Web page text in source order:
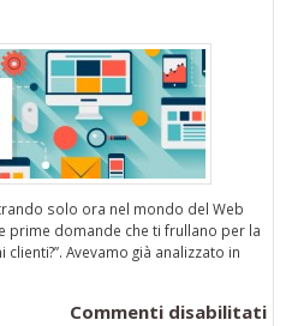
solo ora nel mondo del Web
prime domande che ti frullano per la
Avevamo già analizzato in
Commenti disabilitatisu